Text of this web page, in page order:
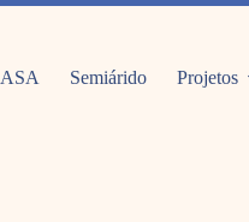
ASA Semiárido Projetos